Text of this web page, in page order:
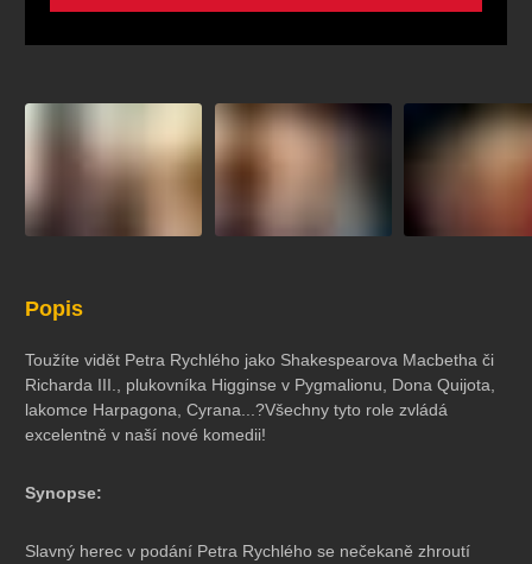
Popis
Toužíte vidět Petra Rychlého jako Shakespearova Macbetha či
Richarda III., plukovníka Higginse v Pygmalionu, Dona Quijota,
lakomce Harpagona, Cyrana...?Všechny tyto role zvládá
excelentně v naší nové komedii!
Synopse:
Slavný herec v podání Petra Rychlého se nečekaně zhroutí